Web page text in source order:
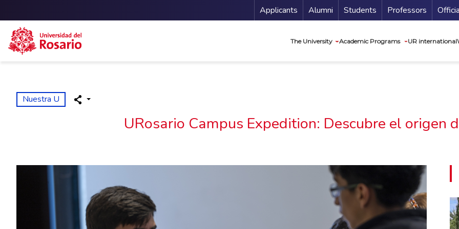
Skip to main content
Menu Secundario
Applicants Alumni Students Professors
The University Academic Programs UR international
Nuestra U
URosario Campus Expedition: Descubre el origen